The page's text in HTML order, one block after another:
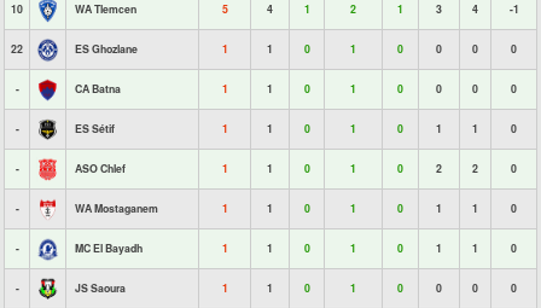
10 WA Tlemcen 5 4 1 2 1 3 4 -1
22 ES Ghozlane 1 1 0 1 0 0 0 0
- CA Batna 1 1 0 1 0 0 0 0
- ES Sétif 1 1 0 1 0 1 1 0
- ASO Chlef 1 1 0 1 0 2 2 0
- WA Mostaganem 1 1 0 1 0 1 1 0
- MC El Bayadh 1 1 0 1 0 1 1 0
- JS Saoura 1 1 0 1 0 0 0 0